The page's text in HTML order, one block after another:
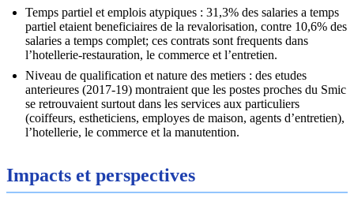
Temps partiel et emplois atypiques : 31,3% des salaries a temps
partiel etaient beneficiaires de la revalorisation, contre 10,6% des
salaries a temps complet; ces contrats sont frequents dans
l’hotellerie-restauration, le commerce et l’entretien.
Niveau de qualification et nature des metiers : des etudes
anterieures (2017-19) montraient que les postes proches du Smic
se retrouvaient surtout dans les services aux particuliers
(coiffeurs, estheticiens, employes de maison, agents d’entretien),
l’hotellerie, le commerce et la manutention.
Impacts et perspectives